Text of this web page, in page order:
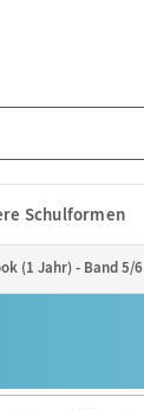
Schulformen
(1 Jahr) - Band 5/6